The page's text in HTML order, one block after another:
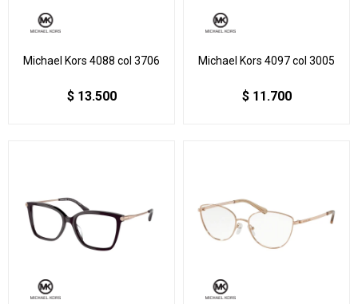
Michael Kors 4088 col 3706
$ 13.500
Michael Kors 4097 col 3005
$ 11.700